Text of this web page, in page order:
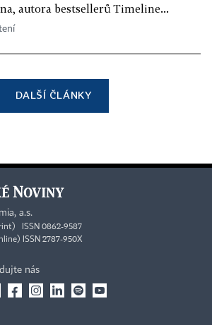
autora bestsellerů Timeline...
DALŠÍ ČLÁNKY
a.s.
ISSN 0862-9587
ISSN 2787-950X
nás